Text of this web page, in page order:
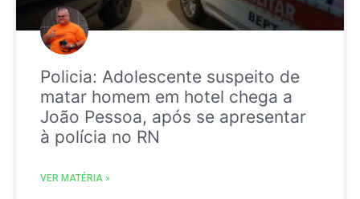
Policia: Adolescente suspeito de
matar homem em hotel chega a
João Pessoa, após se apresentar
à polícia no RN
VER MATÉRIA »